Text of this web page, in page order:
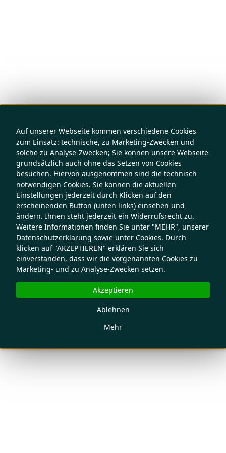
Auf unserer Webseite kommen verschiedene Cookies
zum Einsatz: technische, zu Marketing-Zwecken und
solche zu Analyse-Zwecken; Sie können unsere Webseite
grundsätzlich auch ohne das Setzen von Cookies
besuchen. Hiervon ausgenommen sind die technisch
notwendigen Cookies. Sie können die aktuellen
Einstellungen jederzeit durch Klicken auf den
erscheinenden Button (unten links) einsehen und
ändern. Ihnen steht jederzeit ein Widerrufsrecht zu.
Weitere Informationen finden Sie unter "MEHR", unserer
Datenschutzerklärung sowie unter Cookies. Durch
klicken auf "AKZEPTIEREN" erklären Sie sich
einverstanden, dass wir die vorgenannten Cookies zu
Marketing- und zu Analyse-Zwecken setzen.
Mehr
Ablehnen
Akzeptieren